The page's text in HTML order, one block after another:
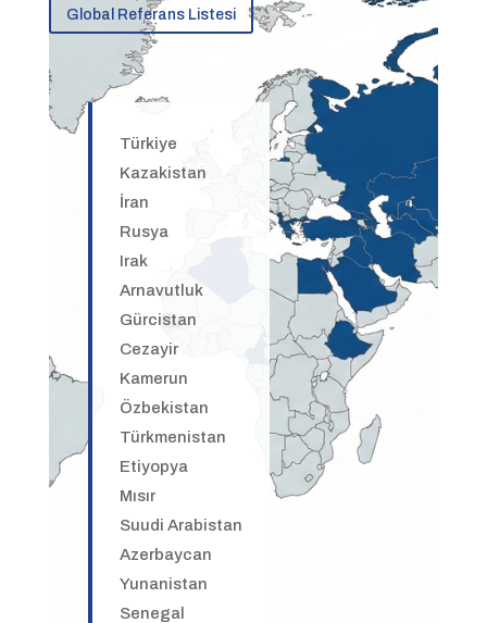
Türkiye
Kazakistan
İran
Rusya
Irak
Arnavutluk
Gürcistan
Cezayir
Kamerun
Özbekistan
Türkmenistan
Etiyopya
Mısır
Suudi Arabistan
Azerbaycan
Yunanistan
Senegal
Global Referans Listesi